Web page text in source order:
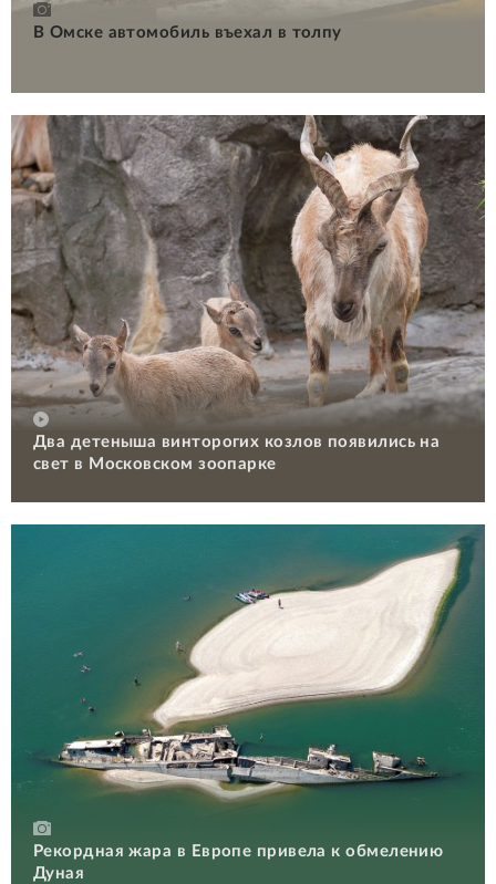
В Омске автомобиль въехал в толпу
Два детеныша винторогих козлов появились на
свет в Московском зоопарке
Рекордная жара в Европе привела к обмелению
Дуная